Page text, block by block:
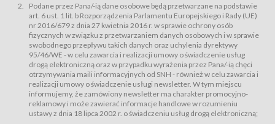
Sklep – sklep internetowy prowadzony przez Usługodawcę w Serwisie;
Regulamin – niniejszy regulamin.
§ 2
Postanowienia ogólne
Regulamin określa zasady:
świadczenia Usługobiorcom Usług przez Usługodawcę, z
zastrzeżeniem usług, o których mowa w ust. 2 pkt. 4 i 5 poniżej, których
zasady świadczenia precyzują odrębne regulaminy,
przetwarzania przez Usługodawcę danych osobowych Usługobiorców
będących osobami fizycznymi.
Podane przez Pana/-ią dane osobowe będą przetwarzane na podstawie
art. 6 ust. 1 lit. b Rozporządzenia Parlamentu Europejskiego i Rady (UE)
nr 2016/679 z dnia 27 kwietnia 2016 r. w sprawie ochrony osób
fizycznych w związku z przetwarzaniem danych osobowych i w sprawie
swobodnego przepływu takich danych oraz uchylenia dyrektywy
95/46/WE - w celu zawarcia i realizacji umowy o świadczenie usług
drogą elektroniczną oraz w przypadku wyrażenia przez Pana/-ią chęci
otrzymywania maili informacyjnych od SNH - również w celu zawarcia i
realizacji umowy o świadczenie usługi newsletter. W tym miejscu
informujemy, że zamówiony newsletter ma charakter promocyjno-
reklamowy i może zawierać informacje handlowe w rozumieniu
ustawy z dnia 18 lipca 2002 r. o świadczeniu usług drogą elektroniczną;